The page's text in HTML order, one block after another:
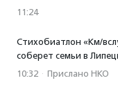
11:24
Стихобиатлон «Км/
соберет семьи в
10:32 · Прислано НКО